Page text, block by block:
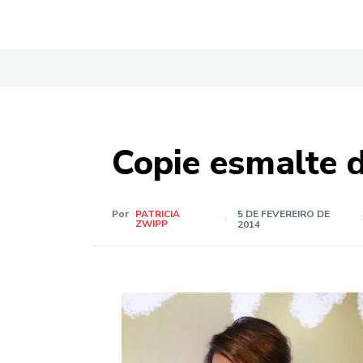
Copie esmalte
Por PATRICIA
ZWIPP
5 DE FEVEREIRO DE
2014